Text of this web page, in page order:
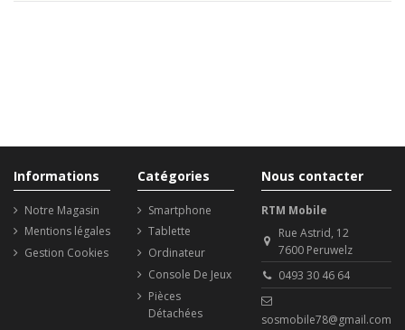
Informations
Notre Magasin
Mentions légales
Gestion Cookies
Catégories
Smartphone
Tablette
Ordinateur
Console De Jeux
Pièces
Détachées
Nous contacter
RTM Mobile
Rue Astrid, 12
7600 Peruwelz
0493 30 46 64
sosmobile78@gmail.com